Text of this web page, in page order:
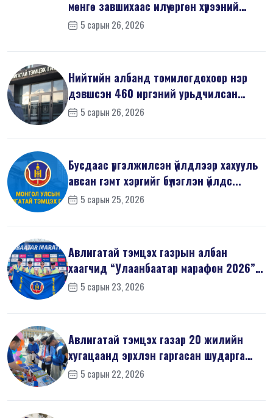
мөнгө завшихаас илүү өргөн хүрээний
шин...
5 сарын 26, 2026
Нийтийн албанд томилогдохоор нэр
дэвшсэн 460 иргэний урьдчилсан
мэдүүл...
5 сарын 26, 2026
Бусдаас үргэлжилсэн үйлдлээр хахууль
авсан гэмт хэргийг бүлэглэн үйлдс...
5 сарын 25, 2026
Авлигатай тэмцэх газрын албан
хаагчид “Улаанбаатар марафон 2026”-
д оро...
5 сарын 23, 2026
Авлигатай тэмцэх газар 20 жилийн
хугацаанд эрхлэн гаргасан шударга
ёсн...5 сарын 22, 2026